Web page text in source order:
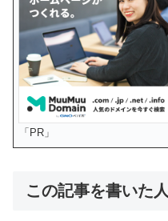
「PR」
この記事を書いた人